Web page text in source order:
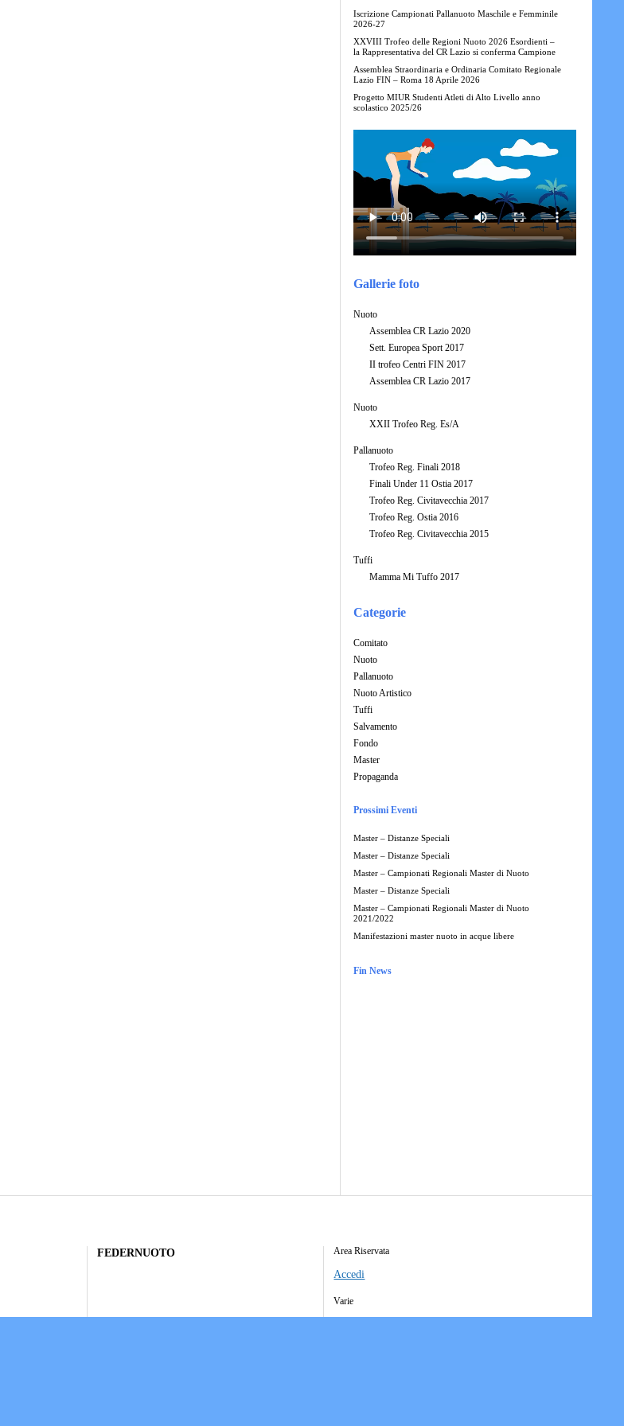
Iscrizione Campionati Pallanuoto Maschile e Femminile
2026-27
XXVIII Trofeo delle Regioni Nuoto 2026 Esordienti –
la Rappresentativa del CR Lazio si conferma Campione
Assemblea Straordinaria e Ordinaria Comitato Regionale
Lazio FIN – Roma 18 Aprile 2026
Progetto MIUR Studenti Atleti di Alto Livello anno
scolastico 2025/26
Gallerie foto
Nuoto
Assemblea CR Lazio 2020
Sett. Europea Sport 2017
II trofeo Centri FIN 2017
Assemblea CR Lazio 2017
Nuoto
XXII Trofeo Reg. Es/A
Pallanuoto
Trofeo Reg. Finali 2018
Finali Under 11 Ostia 2017
Trofeo Reg. Civitavecchia 2017
Trofeo Reg. Ostia 2016
Trofeo Reg. Civitavecchia 2015
Tuffi
Mamma Mi Tuffo 2017
Categorie
Comitato
Nuoto
Pallanuoto
Nuoto Artistico
Tuffi
Salvamento
Fondo
Master
Propaganda
Prossimi Eventi
Master – Distanze Speciali
Master – Distanze Speciali
Master – Campionati Regionali Master di Nuoto
Master – Distanze Speciali
Master – Campionati Regionali Master di Nuoto
2021/2022
Manifestazioni master nuoto in acque libere
Fin News
FEDERNUOTO Area Riservata
Accedi
Varie